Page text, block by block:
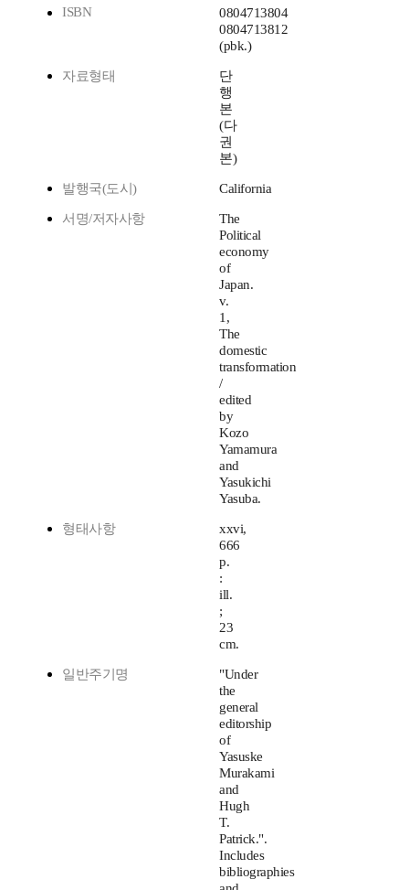
ISBN
0804713804
0804713812
(pbk.)
자료형태
단
행
본
(다
권
본)
발행국(도시) California
서명/저자사항
The
Political
economy
of
Japan.
v.
1,
The
domestic
transformation
/
edited
by
Kozo
Yamamura
and
Yasukichi
Yasuba.
형태사항
xxvi,
666
p.
:
ill.
;
23
cm.
일반주기명
"Under
the
general
editorship
of
Yasuske
Murakami
and
Hugh
T.
Patrick.".
Includes
bibliographies